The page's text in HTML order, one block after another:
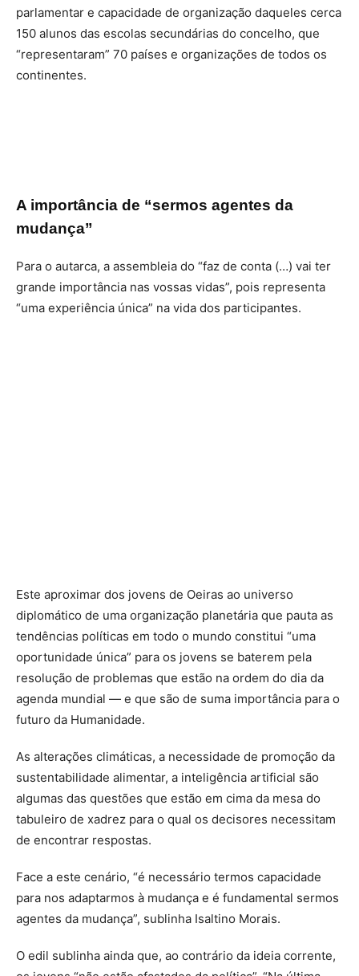
parlamentar e capacidade de organização daqueles cerca
150 alunos das escolas secundárias do concelho, que
“representaram” 70 países e organizações de todos os
continentes.
A importância de “sermos agentes da
mudança”
Para o autarca, a assembleia do “faz de conta (…) vai ter
grande importância nas vossas vidas”, pois representa
“uma experiência única” na vida dos participantes.
Este aproximar dos jovens de Oeiras ao universo
diplomático de uma organização planetária que pauta as
tendências políticas em todo o mundo constitui “uma
oportunidade única” para os jovens se baterem pela
resolução de problemas que estão na ordem do dia da
agenda mundial — e que são de suma importância para o
futuro da Humanidade.
As alterações climáticas, a necessidade de promoção da
sustentabilidade alimentar, a inteligência artificial são
algumas das questões que estão em cima da mesa do
tabuleiro de xadrez para o qual os decisores necessitam
de encontrar respostas.
Face a este cenário, “é necessário termos capacidade
para nos adaptarmos à mudança e é fundamental sermos
agentes da mudança”, sublinha Isaltino Morais.
O edil sublinha ainda que, ao contrário da ideia corrente,